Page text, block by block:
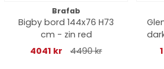
Brafab
Bigby bord 144x76 H73
cm - zin red
4041 kr
4490 kr